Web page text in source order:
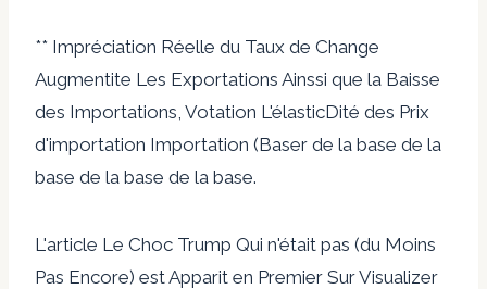
** Impréciation Réelle du Taux de Change
Augmentite Les Exportations Ainssi que la Baisse
des Importations, Votation L'élasticDité des Prix
d'importation Importation (Baser de la base de la
base de la base de la base.
L'article Le Choc Trump Qui n'était pas (du Moins
Pas Encore) est Apparit en Premier Sur Visualizer